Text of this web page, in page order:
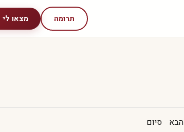
תרומה מצאו
הבא סיום